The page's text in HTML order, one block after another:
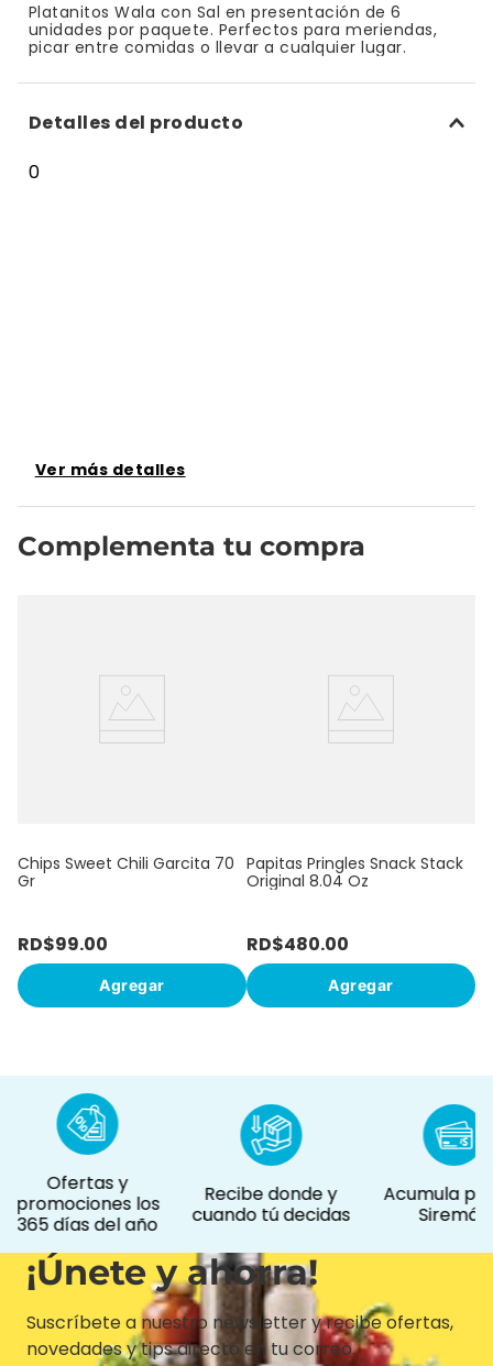
Platanitos Wala con Sal en presentación de 6
unidades por paquete. Perfectos para meriendas,
picar entre comidas o llevar a cualquier lugar.
Detalles del producto
0
Ver más detalles
Complementa tu compra
Chips Sweet Chili Garcita 70
Gr
RD$99.00
Agregar
Papitas Pringles Snack Stack
Original 8.04 Oz
RD$480.00
Agregar
Ofertas y
promociones los
365 días del año
Recibe donde y
cuando tú decidas
Acumula
Siremás
¡Únete y ahorra!
Suscríbete a nuestro newsletter y recibe ofertas,
novedades y tips directo en tu correo.